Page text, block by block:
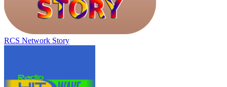
RCS Network Story